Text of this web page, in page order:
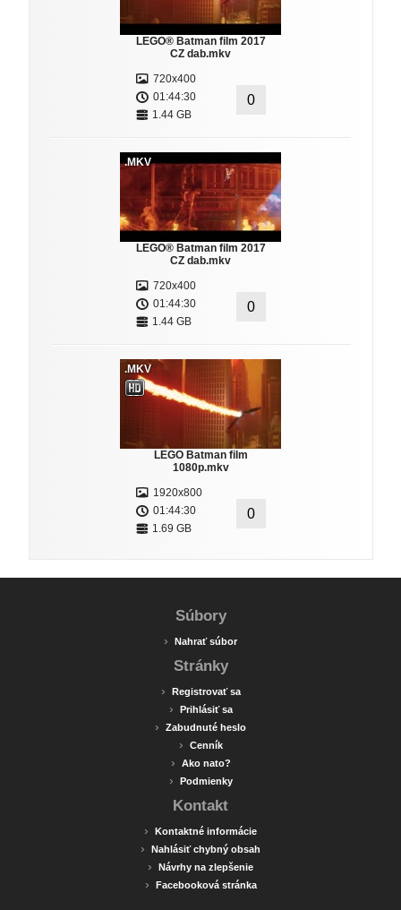
LEGO® Batman film 2017
CZ dab.mkv
720x400
01:44:30
1.44 GB
0
.MKV
LEGO® Batman film 2017
CZ dab.mkv
720x400
01:44:30
1.44 GB
0
.MKV
LEGO Batman film
1080p.mkv
1920x800
01:44:30
1.69 GB
0
Súbory
› Nahrať súbor
Stránky
› Registrovať sa
› Prihlásiť sa
› Zabudnuté heslo
› Cenník
› Ako nato?
› Podmienky
Kontakt
› Kontaktné informácie
› Nahlásiť chybný obsah
› Návrhy na zlepšenie
› Facebooková stránka